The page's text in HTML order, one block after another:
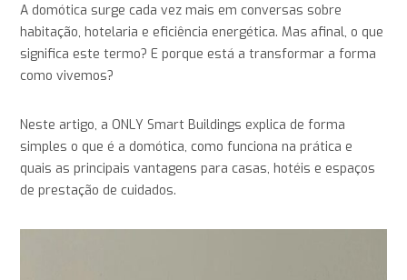
A domótica surge cada vez mais em conversas sobre
habitação, hotelaria e eficiência energética. Mas afinal, o que
significa este termo? E porque está a transformar a forma
como vivemos?
Neste artigo, a ONLY Smart Buildings explica de forma
simples o que é a domótica, como funciona na prática e
quais as principais vantagens para casas, hotéis e espaços
de prestação de cuidados.